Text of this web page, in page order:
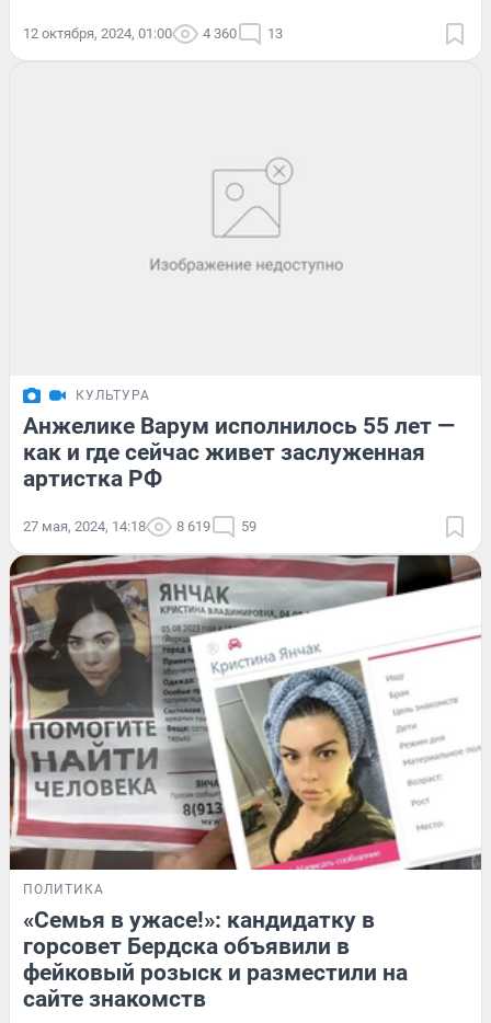
12 октября, 2024, 01:00 4 360 13
КУЛЬТУРА
Анжелике Варум исполнилось 55 лет —
как и где сейчас живет заслуженная
артистка РФ
27 мая, 2024, 14:18 8 619 59
ПОЛИТИКА
«Семья в ужасе!»: кандидатку в
горсовет Бердска объявили в
фейковый розыск и разместили на
сайте знакомств